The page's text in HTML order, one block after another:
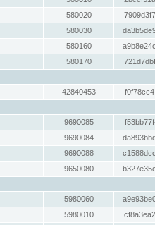
580020
580030
580160
580170
42840453
9690085
9690084
9690088
9650080
5980060
5980010